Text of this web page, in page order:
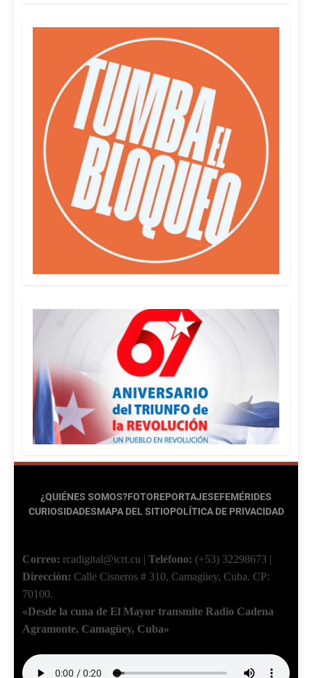
¿QUIÉNES SOMOS?FOTOREPORTAJESEFEMÉRIDES
CURIOSIDADESMAPA DEL SITIOPOLÍTICA DE PRIVACIDAD
Correo: rcadigital@icrt.cu | Teléfono: (+53) 32298673 |
Dirección: Calle Cisneros # 310, Camagüey, Cuba. CP:
70100.
«Desde la cuna de El Mayor transmite Radio Cadena
Agramonte, Camagüey, Cuba»